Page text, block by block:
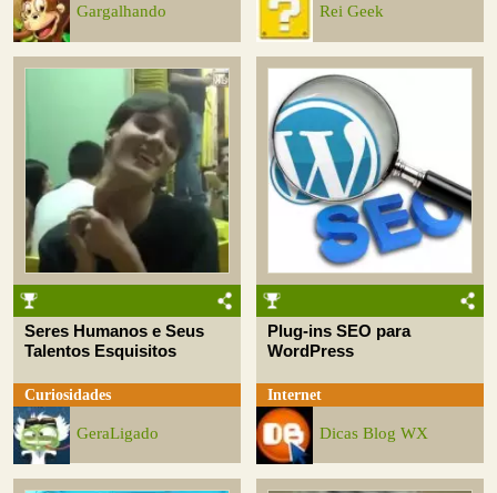
Gargalhando Rei Geek
Seres Humanos e Seus
Talentos Esquisitos
Curiosidades
GeraLigado
Plug-ins SEO para
WordPress
Internet
Dicas Blog WX